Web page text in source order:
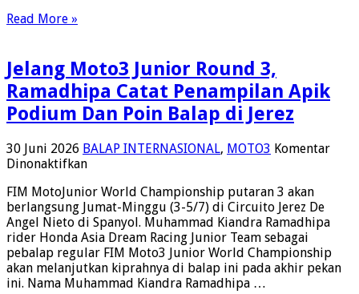
Read More »
Jelang Moto3 Junior Round 3,
Ramadhipa Catat Penampilan Apik
Podium Dan Poin Balap di Jerez
30 Juni 2026 BALAP INTERNASIONAL, MOTO3 Komentar
Dinonaktifkanpada
Moto3
Junior
Round
3,
Ramadhipa
Catat
Penampilan
FIM MotoJunior World Championship putaran 3 akan
berlangsung Jumat-Minggu (3-5/7) di Circuito Jerez De
Angel Nieto di Spanyol. Muhammad Kiandra Ramadhipa
rider Honda Asia Dream Racing Junior Team sebagai
pebalap regular FIM Moto3 Junior World Championship
akan melanjutkan kiprahnya di balap ini pada akhir pekan
ini. Nama Muhammad Kiandra Ramadhipa …